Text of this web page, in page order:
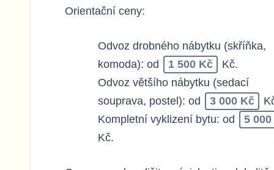
Orientační ceny:
Odvoz drobného nábytku (skříňka,
komoda): od
1 500 Kč
Kč.
Odvoz většího nábytku (sedací
souprava, postel): od
3 000 Kč
Kompletní vyklizení bytu: od
5
Kč.